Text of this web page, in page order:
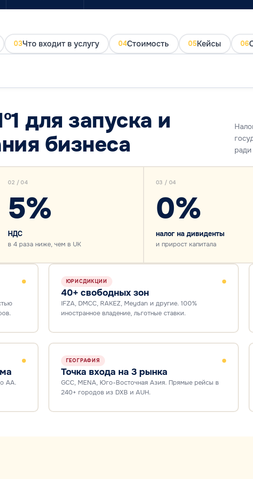
03Что входит в услугу 04Стоимость 05Кейсы 06
для запуска и
бизнеса
02 / 04
5%
НДС
в 4 раза ниже, чем в UK
03 / 04
0%
налог на дивиденты
и прирост капитала
ЮРИСДИКЦИИ
40+ свободных зон
IFZA, DMCC, RAKEZ, Meydan и другие. 100%
иностранное владение, льготные ставки.
АА.
ГЕОГРАФИЯ
Точка входа на 3 рынка
GCC, MENA, Юго-Восточная Азия. Прямые рейсы в
240+ городов из DXB и AUH.